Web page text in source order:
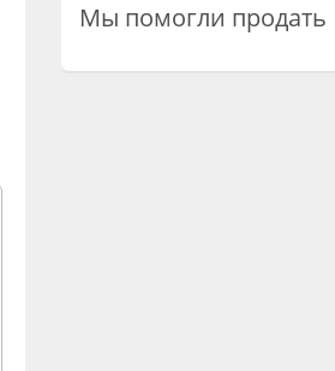
Мы помогли продать